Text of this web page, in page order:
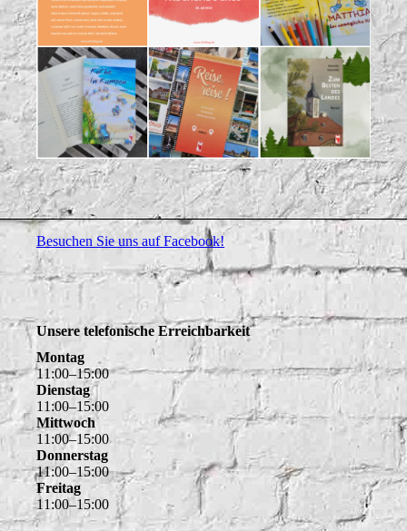
Besuchen Sie uns auf Facebook!
Unsere telefonische Erreichbarkeit
Montag
11:00–15:00
Dienstag
11:00–15:00
Mittwoch
11:00–15:00
Donnerstag
11:00–15:00
Freitag
11:00–15:00